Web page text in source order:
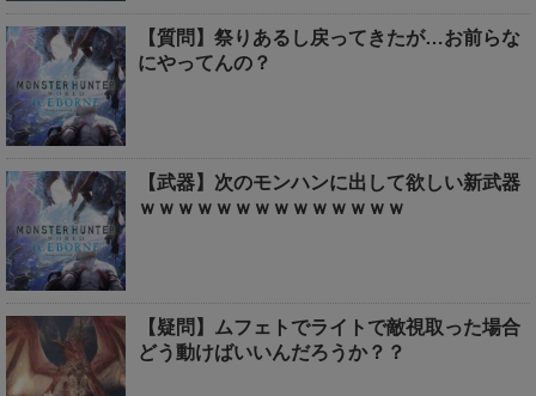
【質問】祭りあるし戻ってきたが…お前らな
にやってんの？
【武器】次のモンハンに出して欲しい新武器
ｗｗｗｗｗｗｗｗｗｗｗｗｗｗ
【疑問】ムフェトでライトで敵視取った場合
どう動けばいいんだろうか？？